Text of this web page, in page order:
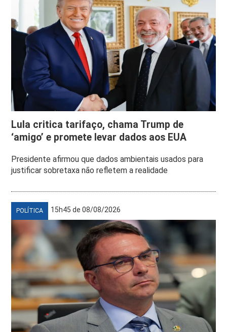
Lula critica tarifaço, chama Trump de
‘amigo’ e promete levar dados aos EUA
Presidente afirmou que dados ambientais usados para
justificar sobretaxa não refletem a realidade
POLÍTICA 15h45 de 08/08/2026